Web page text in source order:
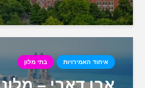
איחוד האמירויות בתי מלון